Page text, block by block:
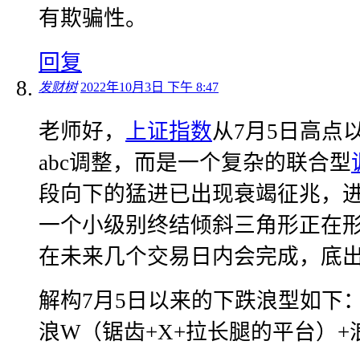
有欺骗性。
回复
发财树 2022年10月3日 下午 8:47
老师好， 上证指数从7月5日高点
abc调整，而是一个复杂的联合型
段向下的猛进已出现衰竭征兆，
一个小级别终结倾斜三角形正在
在未来几个交易日内会完成，底
解构7月5日以来的下跌浪型如下
浪W（锯齿+X+拉长腿的平台）+